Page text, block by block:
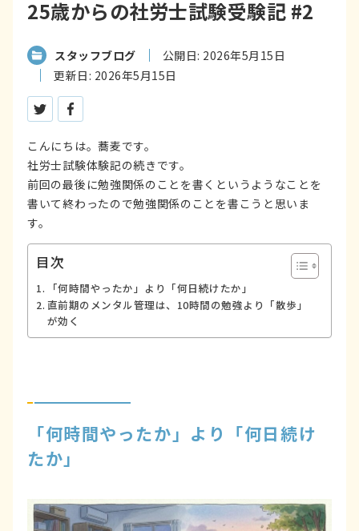
25歳からの社労士試験受験記 #2
スタッフブログ
公開日: 2026年5月15日
更新日: 2026年5月15日
ツイートする
こんにちは。蕎麦です。
社労士試験体験記の続きです。
前回の最後に勉強関係のことを書くというようなことを
書いて終わったので勉強関係のことを書こうと思いま
す。
目次
「何時間やったか」より「何日続けたか」
直前期のメンタル管理は、10時間の勉強より「散歩」
が効く
「何時間やったか」より「何日続け
たか」